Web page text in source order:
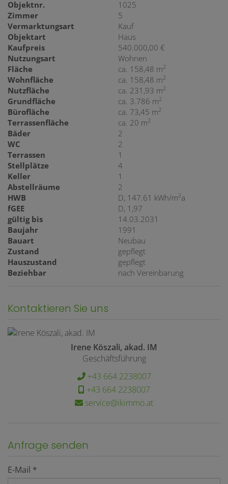
Objektnr.
1025
Zimmer
5
Vermarktungsart
Kauf
Objektart
Haus
Kaufpreis
540.000,00 €
Nutzungsart
Wohnen
Fläche
ca. 158,48 m2
Wohnfläche ca. 158,48 m2
Nutzfläche ca. 231,93 m2
Grundfläche ca. 3.786 m2
Bürofläche ca. 73,45 m2
Terrassenfläche ca. 20 m2
Bäder
2
WC
2
Terrassen
1
Stellplätze
4
Keller
1
Abstellräume
2
HWB
D, 147.61 kWh/m2a
fGEE
D, 1,97
gültig bis
14.03.2031
Baujahr
1991
Bauart
Neubau
Zustand
gepflegt
Hauszustand
gepflegt
Beziehbar
nach Vereinbarung
Kontaktieren Sie uns
Irene Köszali, akad. IM
Geschäftsführung
+43 664 2238007
+43 664 2238007
service@ikimmo.at
Anfrage senden
E-Mail